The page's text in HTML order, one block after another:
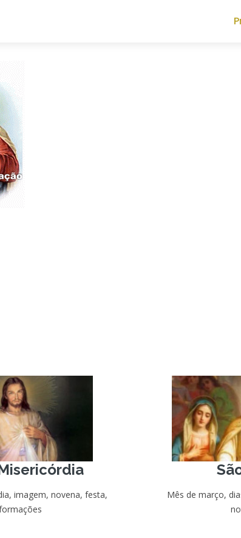
imagem, novena, festa,
Mês de março,